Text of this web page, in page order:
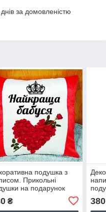
за домовленістю
подушка з
Прикольні
на подарунок
₴ 380